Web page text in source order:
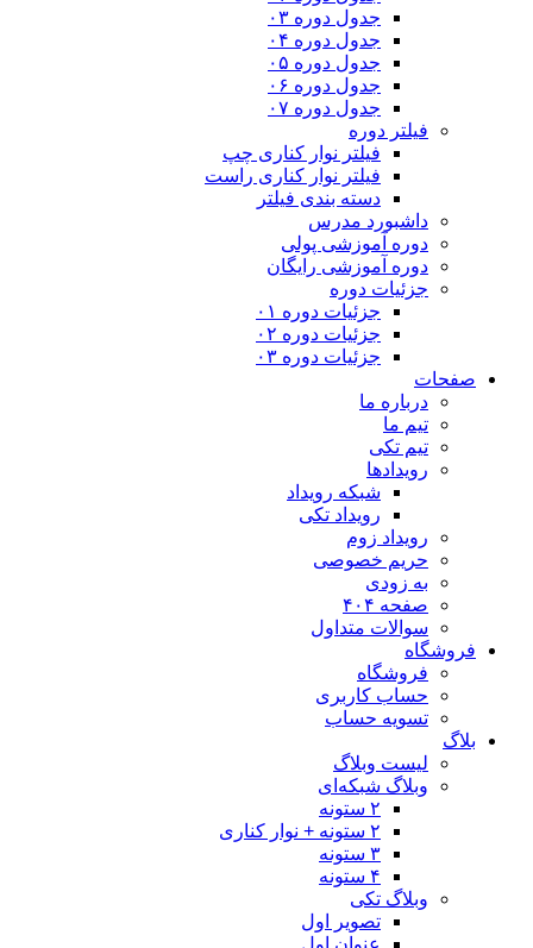
جدول دوره ۰۳
جدول دوره ۰۴
جدول دوره ۰۵
جدول دوره ۰۶
جدول دوره ۰۷
فیلتر دوره
فیلتر نوار کناری چپ
فیلتر نوار کناری راست
دسته بندی فیلتر
داشبورد مدرس
دوره آموزشی پولی
دوره آموزشی رایگان
جزئیات دوره
جزئیات دوره ۰۱
جزئیات دوره ۰۲
جزئیات دوره ۰۳
صفحات
درباره ما
تیم ما
تیم تکی
رویدادها
شبکه رویداد
رویداد تکی
رویداد زوم
حریم خصوصی
به زودی
صفحه ۴۰۴
سوالات متداول
فروشگاه
فروشگاه
حساب کاربری
تسویه حساب
بلاگ
لیست وبلاگ
وبلاگ شبکه‌ای
وبلاگ تکی
تصویر اول